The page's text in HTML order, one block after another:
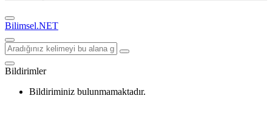
Bilimsel.NET
Bildirimler
Bildiriminiz bulunmamaktadır.